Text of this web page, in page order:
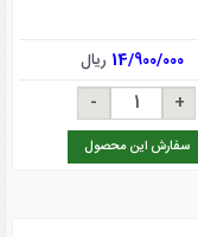
14/900/000 ریال
سفارش این محصول